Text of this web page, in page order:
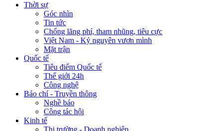
Thời sự
Góc nhìn
Tin tức
Chống lãng phí, tham nhũng, tiêu cực
Việt Nam - Kỷ nguyên vươn mình
Mặt trận
Quốc tế
Tiêu điểm Quốc tế
Thế giới 24h
Công nghệ
Báo chí - Truyền thông
Nghề báo
Công tác hội
Kinh tế